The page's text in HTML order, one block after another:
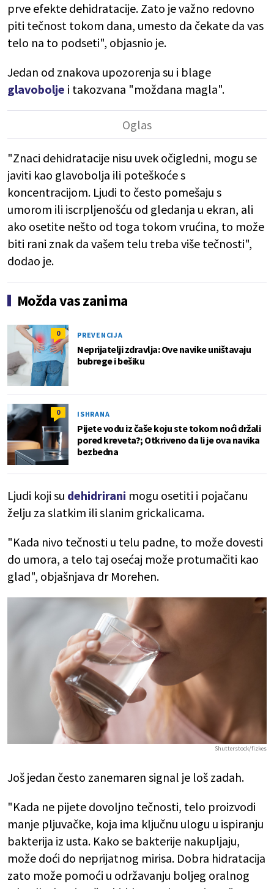
prve efekte dehidratacije. Zato je važno redovno
piti tečnost tokom dana, umesto da čekate da vas
telo na to podseti", objasnio je.
Jedan od znakova upozorenja su i blage
glavobolje i takozvana "moždana magla".
"Znaci dehidratacije nisu uvek očigledni, mogu se
javiti kao glavobolja ili poteškoće s
koncentracijom. Ljudi to često pomešaju s
umorom ili iscrpljenošću od gledanja u ekran, ali
ako osetite nešto od toga tokom vrućina, to može
biti rani znak da vašem telu treba više tečnosti",
dodao je.
Možda vas zanima
0 PREVENCIJA
Neprijatelji zdravlja: Ove navike uništavaju
bubrege i bešiku
0 ISHRANA
Pijete vodu iz čaše koju ste tokom noći držali
pored kreveta?; Otkriveno da li je ova navika
bezbedna
Ljudi koji su dehidrirani mogu osetiti i pojačanu
želju za slatkim ili slanim grickalicama.
"Kada nivo tečnosti u telu padne, to može dovesti
do umora, a telo taj osećaj može protumačiti kao
glad", objašnjava dr Morehen.
Shutterstock/fizkes
Još jedan često zanemaren signal je loš zadah.
"Kada ne pijete dovoljno tečnosti, telo proizvodi
manje pljuvačke, koja ima ključnu ulogu u ispiranju
bakterija iz usta. Kako se bakterije nakupljaju,
može doći do neprijatnog mirisa. Dobra hidratacija
zato može pomoći u održavanju boljeg oralnog